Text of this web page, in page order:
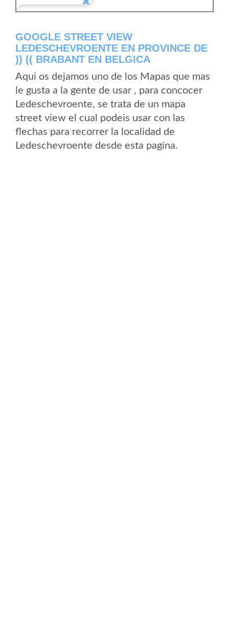
GOOGLE STREET VIEW
LEDESCHEVROENTE EN PROVINCE DE
)) (( BRABANT EN BELGICA
Aqui os dejamos uno de los Mapas que mas
le gusta a la gente de usar , para concocer
Ledeschevroente, se trata de un mapa
street view el cual podeis usar con las
flechas para recorrer la localidad de
Ledeschevroente desde esta pagina.